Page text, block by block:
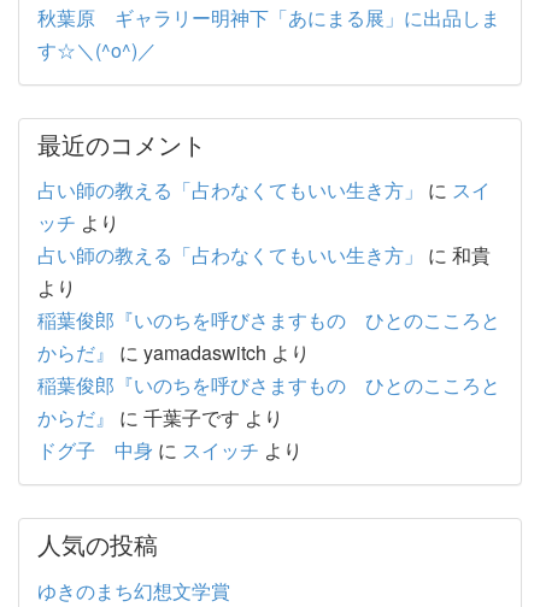
秋葉原 ギャラリー明神下「あにまる展」に出品しま
す☆＼(^o^)／
最近のコメント
占い師の教える「占わなくてもいい生き方」 に スイ
ッチ より
占い師の教える「占わなくてもいい生き方」
に 和貴
より
稲葉俊郎『いのちを呼びさますもの ひとのこころと
からだ』
に yamadaswitch より
稲葉俊郎『いのちを呼びさますもの ひとのこころと
からだ』
に 千葉子です より
ドグ子 中身 に スイッチ より
人気の投稿
ゆきのまち幻想文学賞